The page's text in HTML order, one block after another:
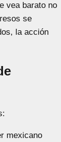
vea barato no
se
la acción
mexicano